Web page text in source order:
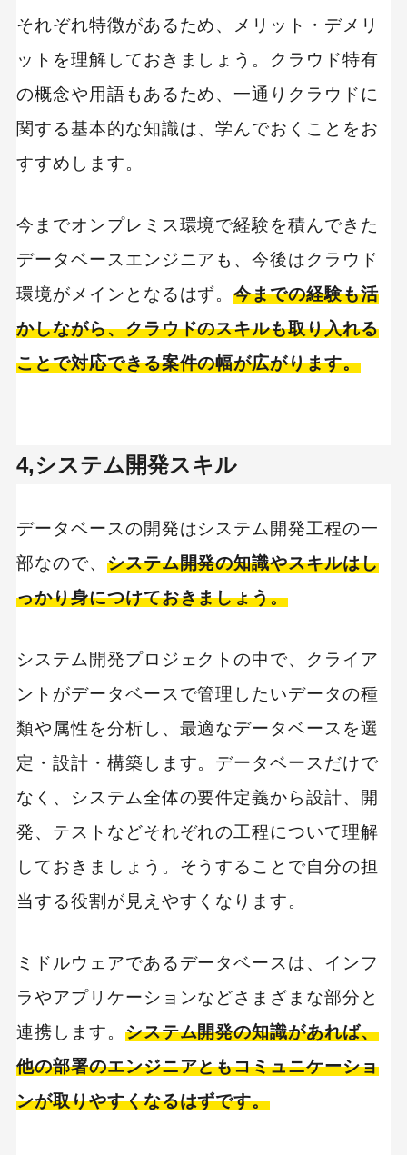
それぞれ特徴があるため、メリット・デメリ
ットを理解しておきましょう。クラウド特有
の概念や用語もあるため、一通りクラウドに
関する基本的な知識は、学んでおくことをお
すすめします。
今までオンプレミス環境で経験を積んできた
データベースエンジニアも、今後はクラウド
環境がメインとなるはず。今までの経験も活
かしながら、クラウドのスキルも取り入れる
ことで対応できる案件の幅が広がります。
4,システム開発スキル
データベースの開発はシステム開発工程の一
部なので、 システム開発の知識やスキルはし
っかり身につけておきましょう。
システム開発プロジェクトの中で、クライア
ントがデータベースで管理したいデータの種
類や属性を分析し、最適なデータベースを選
定・設計・構築します。データベースだけで
なく、システム全体の要件定義から設計、開
発、テストなどそれぞれの工程について理解
しておきましょう。そうすることで自分の担
当する役割が見えやすくなります。
ミドルウェアであるデータベースは、インフ
ラやアプリケーションなどさまざまな部分と
連携します。 システム開発の知識があれば、
他の部署のエンジニアともコミュニケーショ
ンが取りやすくなるはずです。